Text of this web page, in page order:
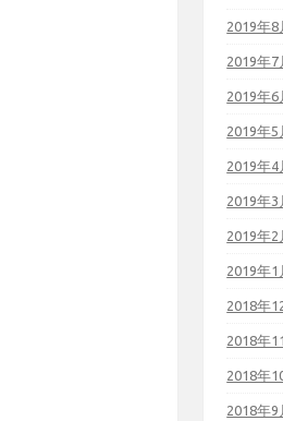
2019年8
2019年7
2019年6
2019年5
2019年4
2019年3
2019年2
2019年1
2018年
2018年
2018年
2018年9